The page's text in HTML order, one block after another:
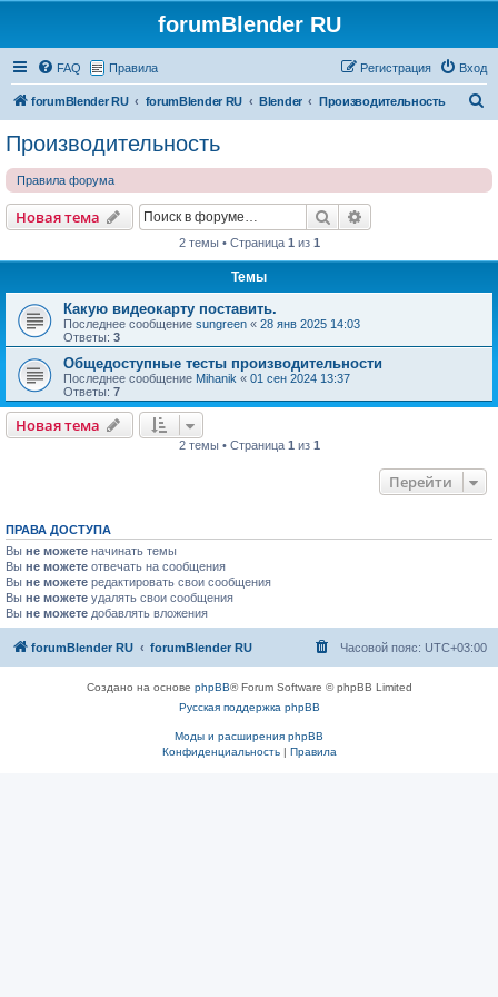
forumBlender RU
FAQ Правила Вход
Регистрация
forumBlender RU forumBlender RU Blender Производительность
Производительность
Правила форума
Новая тема Поиск
2 темы • Страница 1 из 1
Темы
Какую видеокарту поставить.
Последнее сообщение sungreen « 28 янв 2025 14:03
Ответы: 3
Общедоступные тесты производительности
Последнее сообщение Mihanik « 01 сен 2024 13:37
Ответы: 7
Новая тема
2 темы • Страница 1 из 1
Перейти
ПРАВА ДОСТУПА
Вы не можете начинать темы
Вы не можете отвечать на сообщения
Вы не можете редактировать свои сообщения
Вы не можете удалять свои сообщения
Вы не можете добавлять вложения
forumBlender RU forumBlender RU Часовой пояс: UTC+03:00
Создано на основе phpBB® Forum Software © phpBB Limited
Русская поддержка phpBB
Моды и расширения phpBB
Конфиденциальность| Правила